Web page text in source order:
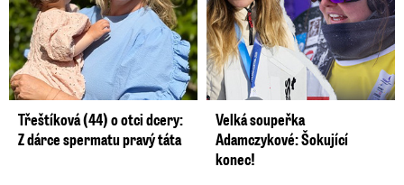
Třeštíková (44) o otci dcery:
Z dárce spermatu pravý táta
Velká soupeřka
Adamczykové: Šokující
konec!